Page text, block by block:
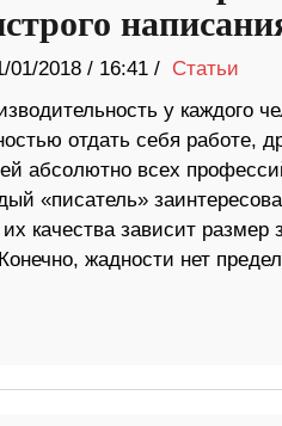
01/2018/ 16:41 / Статьи
у каждого
отдать себя работе,
абсолютно всех
«писатель»
качества зависит
жадности нет